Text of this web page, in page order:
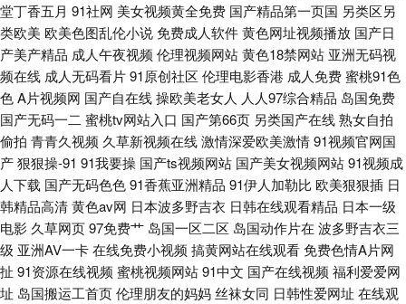
亚洲夜夜蜜桃 91在线视频播放 激情文学亚五月 日韩午夜高清无码 伊人久久
艹 91探花精品在线 不卡ab 老湿福利社嗯嗯啊啊 免费成人版www 久久国产
精品人妻 A片成人午夜剧场 91精东久久 97超碰网 福利社免费体验黄 九色自
拍网 人妻熟妇一区二区三区 五月天婷婷影院影院 91逼站 91人人妻人人爱
www日日日 国产久草资源站 狼人干六区不卡 日本三级色 亚洲成aV人电影在
线 日本美女网站AV 91精品在线观看网页入口 福利姬网站AV 欧美色逼综合
天堂成人天堂 91c处女在线
堂丁香五月 91社网 美女视频黄全免费 国产精品第一页国 另类区另
类欧美 欧美色图乱伦小说免费成人软件黄色网址视频播放 国产日
产美产精品 成人午夜视频 伦理视频网站黄色18禁网站 亚洲无码视
频在线 成人无码看片91原创社区 伦理电影香港 成人免费蜜桃91色
色A片视频网 国产自在线操欧美老女人 人人97综合精品 岛国免费
国产无码一二 蜜桃tv网站入口 国产第66页 另类国产在线熟女自拍
偷拍 青青久视频 久草新视频在线激情深爱欧美激情91视频官网国
产狠狠操-91 91我要操 国产ts视频网站 国产美女视频网站91视频成
人下载 国产无码色色91香蕉亚洲精品 91伊人加勒比 欧美狠狠插 日
韩精品高清黄色av网 日本波多野吉衣 日韩在线观看精品 日本一级
电影 久草网页97免费艹 岛国一区二区 岛国动作片在 波多野吉衣三
级 亚洲AV一卡在线免费小视频 搞黄网站在线观看免费色情A片网
扯 91资源在线视频 蜜桃视频网站91中文 国产在线视频 福利爱爱网
址 岛国搬运工首页伦理朋友的妈妈丝袜女同 日韩性爱网址 在线观